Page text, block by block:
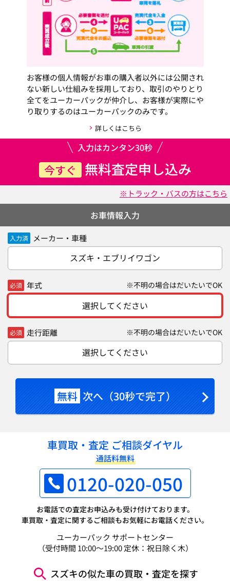
お客様の個人情報がお車の購入者以外には公開され
ない新しい仕組みを採用しており、取引のやりとり
全てをユーカーパックが仲介し、お客様が実際にや
り取りするのはユーカーパックのみです。
詳しくはこちら
入力はカンタン30秒
今すぐ 無料査定申し込み
※トラック・バスの方はこちら
お車情報入力
入力済 メーカー・車種
スズキ・エブリイワゴン
必須 年式 ※不明の場合はだいたいでOK
選択してください
必須 走行距離 ※不明の場合はだいたいでOK
選択してください
無料 次へ（30秒で完了）
車買取・査定 ご相談ダイヤル
通話料無料
0120-020-050
お電話での査定お申込みも受け付けております。
車買取・査定に関するご相談もお気軽にお電話ください。
ユーカーパック サポートセンター
（受付時間 10:00～19:00 定休：祝日除く木）
スズキの似た車の買取・査定を探す